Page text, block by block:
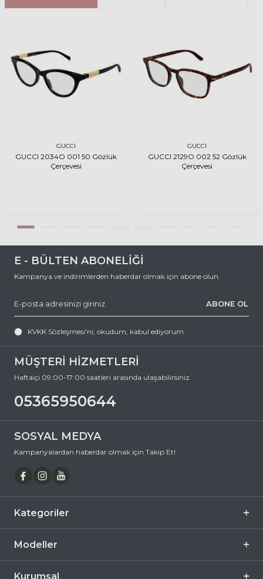
GUCCI
GUCCI 2034O 001 50 Gözlük
Çerçevesi
GUCCI
GUCCI 2129O 002 52 Gözlük
Çerçevesi
MÜŞTERİ HİZMETLERİ
Haftaiçi 09:00-17:00 saatleri arasında ulaşabilirsiniz.
05365950644
E - BÜLTEN ABONELİĞİ
Kampanya ve indirimlerden haberdar olmak için abone olun.
ABONE OL
KVKK Sözleşmesi'ni , okudum, kabul ediyorum.
SOSYAL MEDYA
Kampanyalardan haberdar olmak için Takip Et!
Kategoriler
Modeller
Kurumsal